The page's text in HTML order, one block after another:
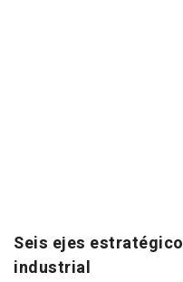
Seis ejes
industrial